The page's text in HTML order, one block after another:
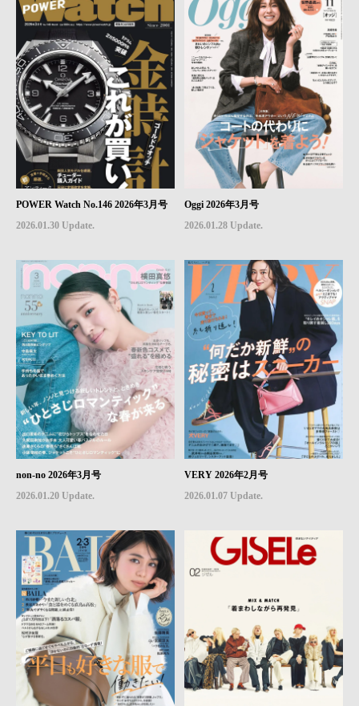
POWER Watch No.146 2026年3月号
2026.01.30 Update.
Oggi 2026年3月号
2026.01.28 Update.
non-no 2026年3月号
2026.01.20 Update.
VERY 2026年2月号
2026.01.07 Update.